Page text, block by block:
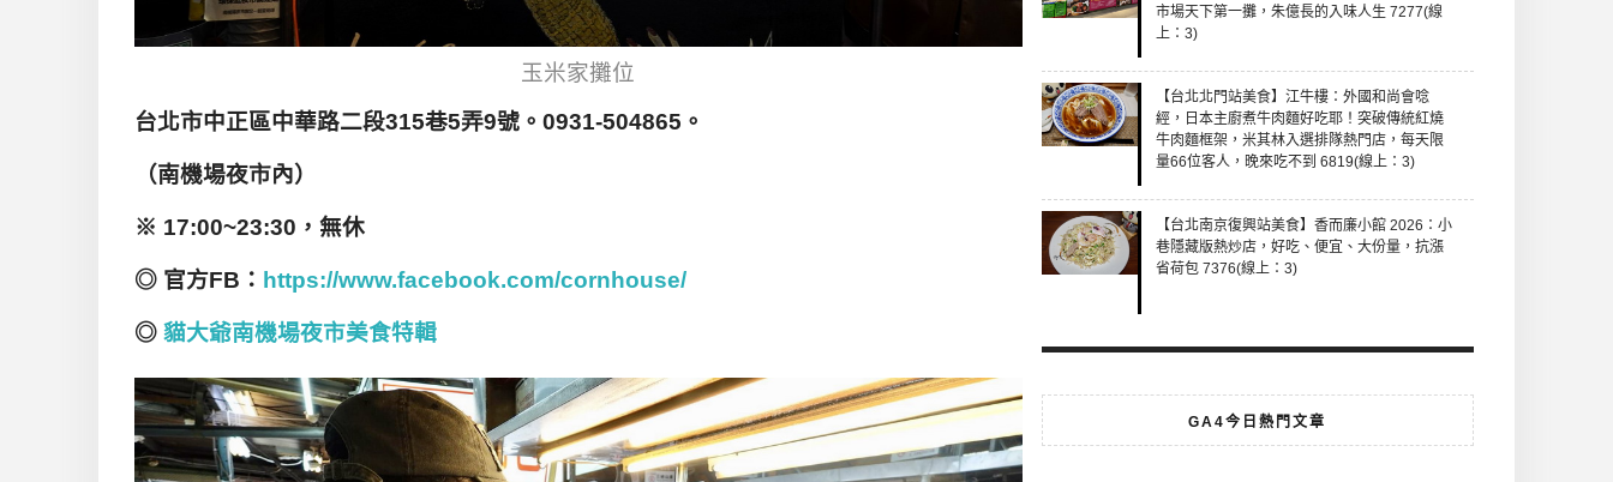
玉米家攤位
台北市中正區中華路二段315巷5弄9號。0931-504865。
（南機場夜市內）
※ 17:00~23:30，無休
◎ 官方FB： https://www.facebook.com/cornhouse/
◎ 貓大爺南機場夜市美食特輯
市場天下第一攤，朱億長的入味人生 7277(線
上：3)
【台北北門站美食】江牛樓：外國和尚會唸
經，日本主廚煮牛肉麵好吃耶！突破傳統紅燒
牛肉麵框架，米其林入選排隊熱門店，每天限
量66位客人，晚來吃不到 6819(線上：3)
【台北南京復興站美食】香而廉小館 2026：小
巷隱藏版熱炒店，好吃、便宜、大份量，抗漲
省荷包 7376(線上：3)
GA4今日熱門文章